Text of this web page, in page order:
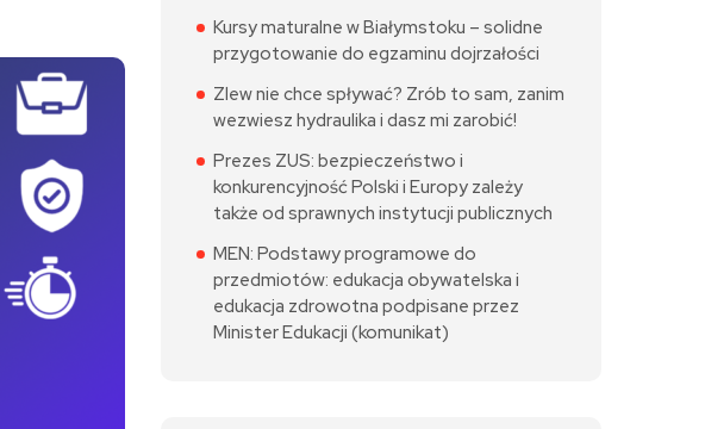
Kursy maturalne w Białymstoku – solidne
przygotowanie do egzaminu dojrzałości
Zlew nie chce spływać? Zrób to sam, zanim
wezwiesz hydraulika i dasz mi zarobić!
Prezes ZUS: bezpieczeństwo i
konkurencyjność Polski i Europy zależy
także od sprawnych instytucji publicznych
MEN: Podstawy programowe do
przedmiotów: edukacja obywatelska i
edukacja zdrowotna podpisane przez
Minister Edukacji (komunikat)